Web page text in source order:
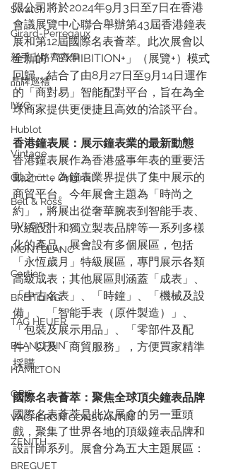
Swatch
Girard-Perregaux
新手上路齊齊學
品牌巡禮
IWC
Hublot
Vintage
Glashütte Original
Bell & Ross
BVLGARI
MONTBLANC
Cartier
BREITLING
TAG HEUER
BLANCPAIN
HAMILTON
ORIS
VACHERON CONSTANTIN
ZENITH
BREGUET
限公司將於2024年9月3日至7日在香港
會議展覽中心聯合舉辦第43屆香港鐘表
展和第12屆國際名表薈萃。此次展會以
全新的「EXHIBITION+」（展覽+）模式
回歸，結合了由8月27日至9月14日運作
的「商對易」智能配對平台，旨在為全
球商家提供更便捷且高效的洽談平台。
香港鐘表展：展示鐘表業的最新動態
香港鐘表展作為香港盛事年表的重要活
動之一，為鐘表業界提供了集中展示的
商貿平台。今年展會主題為「時尚之
約」，將展出從奢華腕表到智能手表、
永續設計和獨立製表品牌等一系列多樣
化的產品。展會設有多個展區，包括
「永恆歲月」特級展區，專門展示各類
高級成表；其他展區則涵蓋「成表」、
「中古名表」、「時鐘」、「機械及設
備」、「智能手表（原件製造）」、
「包裝及展示用品」、「零部件及配
件」以及「商貿服務」，方便買家精準
採購。
國際名表薈萃：聚焦全球頂尖鐘表品牌
國際名表薈萃是此次展會的另一重頭
戲，聚集了世界各地的頂級鐘表品牌和
設計師系列。展會分為五大主題展區：